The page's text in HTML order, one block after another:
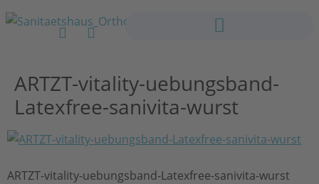
ARTZT-vitality-uebungsband-
Latexfree-sanivita-wurst
ARTZT-vitality-uebungsband-Latexfree-sanivita-wurst